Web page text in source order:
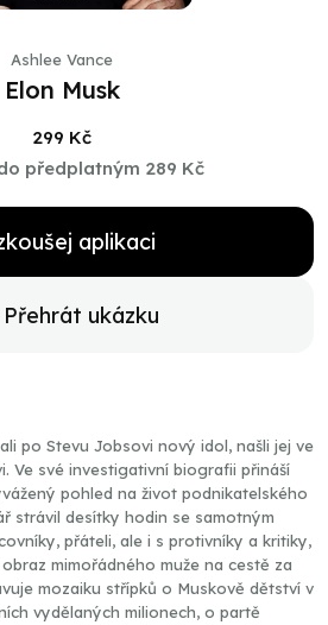
Ashlee Vance
Elon Musk
299 Kč
předplatným 289 Kč
aplikaci
Přehrát ukázku
po Stevu Jobsovi nový idol, našli jej ve
Ve své investigativní biografii přináší
pohled na život podnikatelského
strávil desítky hodin se samotným
přáteli, ale i s protivníky a kritiky,
mimořádného muže na cestě za
mozaiku střípků o Muskově dětství v
vydělaných milionech, o partě